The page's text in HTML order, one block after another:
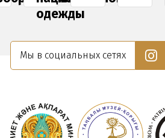
одежды
2025
Мы в социальных сетях